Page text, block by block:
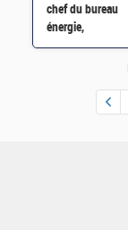
chef du bureau
énergie,
participations,
(3BEPII) H/F